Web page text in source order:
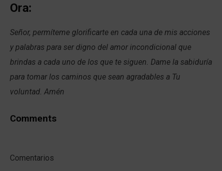
Ora:
Señor, permíteme glorificarte en cada una de mis acciones
y palabras para ser digno del amor incondicional que
brindas a cada uno de los que te siguen. Dame la sabiduría
para tomar los caminos que sean agradables a Tu
voluntad. Amén
Comments
Comentarios